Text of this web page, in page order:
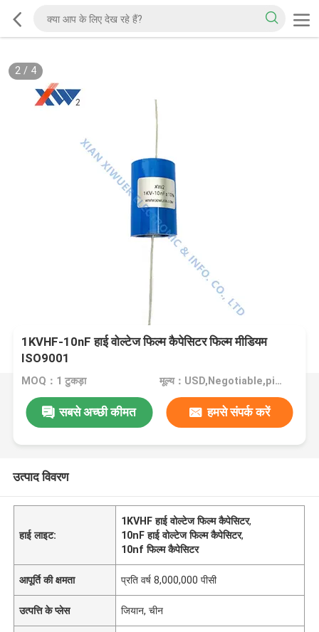
2/ 4
1KVHF-10nF हाई वोल्टेज फिल्म कैपेसिटर फिल्म मीडियम
ISO9001
MOQ：1 टुकड़ा मूल्य：USD,Negotiable,piece
सबसे अच्छी कीमत हमसे संपर्क करें
उत्पाद विवरण
हाई लाइट:
1KVHF हाई वोल्टेज फिल्म कैपेसिटर,
10nF हाई वोल्टेज फिल्म कैपेसिटर,
10nf फिल्म कैपेसिटर
आपूर्ति की क्षमता प्रति वर्ष 8,000,000 पीसी
उत्पत्ति के प्लेस जियान, चीन